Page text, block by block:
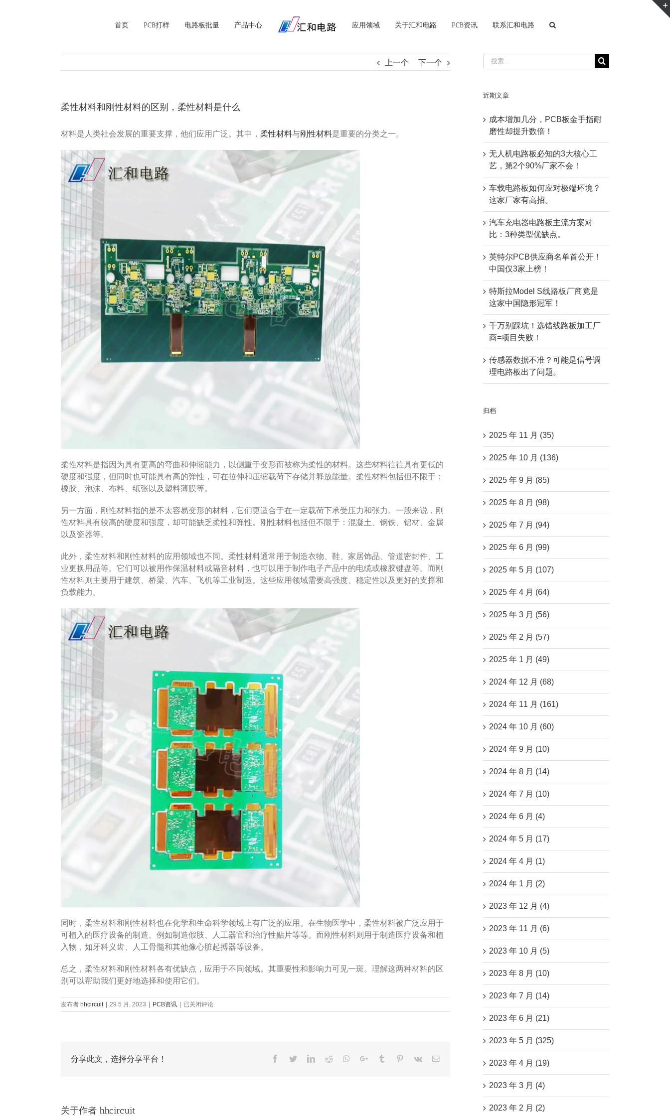
首页 PCB打样 电路板批量 产品中心 应用领域 关于汇和电路 PCB资讯 联系汇和电路
上一个 下一个
柔性材料和刚性材料的区别，柔性材料是什么
材料是人类社会发展的重要支撑，他们应用广泛。其中， 柔性材料与刚性材料是重要的分类之一。
柔性材料是指因为具有更高的弯曲和伸缩能力，以侧重于变形而被称为柔性的材料。这些材料往往具有更低的
硬度和强度，但同时也可能具有高的弹性，可在拉伸和压缩载荷下存储并释放能量。柔性材料包括但不限于：
橡胶、泡沫、布料、纸张以及塑料薄膜等。
另一方面，刚性材料指的是不太容易变形的材料，它们更适合于在一定载荷下承受压力和张力。一般来说，刚
性材料具有较高的硬度和强度，却可能缺乏柔性和弹性。刚性材料包括但不限于：混凝土、钢铁、铝材、金属
以及瓷器等。
此外，柔性材料和刚性材料的应用领域也不同。柔性材料通常用于制造衣物、鞋、家居饰品、管道密封件、工
业更换用品等。它们可以被用作保温材料或隔音材料，也可以用于制作电子产品中的电缆或橡胶键盘等。而刚
性材料则主要用于建筑、桥梁、汽车、飞机等工业制造。这些应用领域需要高强度、稳定性以及更好的支撑和
负载能力。
同时，柔性材料和刚性材料也在化学和生命科学领域上有广泛的应用。在生物医学中，柔性材料被广泛应用于
可植入的医疗设备的制造。例如制造假肢、人工器官和治疗性贴片等等。而刚性材料则用于制造医疗设备和植
入物，如牙科义齿、人工骨髓和其他像心脏起搏器等设备。
总之，柔性材料和刚性材料各有优缺点，应用于不同领域。其重要性和影响力可见一斑。理解这两种材料的区
别可以帮助我们更好地选择和使用它们。
发布者 hhcircuit 29 5 月, 2023 PCB资讯
柔
性
已关闭评论
分享此文，选择分享平台！ Facebook
TwitterLinkedIn
Reddit Whatsapp
Google+Tumblr Pinterest
Vk Email
关于作者 hhcircuit
索：
近期文章
成本增加几分，PCB板金手指耐
磨性却提升数倍！
无人机电路板必知的3大核心工
艺，第2个90%厂家不会！
车载电路板如何应对极端环境？
这家厂家有高招。
汽车充电器电路板主流方案对
比：3种类型优缺点。
英特尔PCB供应商名单首公开！
中国仅3家上榜！
特斯拉Model S线路板厂商竟是
这家中国隐形冠军！
千万别踩坑！选错线路板加工厂
商=项目失败！
传感器数据不准？可能是信号调
理电路板出了问题。
归档
2025 年 11 月 (35)
2025 年 10 月 (136)
2025 年 9 月 (85)
2025 年 8 月 (98)
2025 年 7 月 (94)
2025 年 6 月 (99)
2025 年 5 月 (107)
2025 年 4 月 (64)
2025 年 3 月 (56)
2025 年 2 月 (57)
2025 年 1 月 (49)
2024 年 12 月 (68)
2024 年 11 月 (161)
2024 年 10 月 (60)
2024 年 9 月 (10)
2024 年 8 月 (14)
2024 年 7 月 (10)
2024 年 6 月 (4)
2024 年 5 月 (17)
2024 年 4 月 (1)
2024 年 1 月 (2)
2023 年 12 月 (4)
2023 年 11 月 (6)
2023 年 10 月 (5)
2023 年 8 月 (10)
2023 年 7 月 (14)
2023 年 6 月 (21)
2023 年 5 月 (325)
2023 年 4 月 (19)
2023 年 3 月 (4)
2023 年 2 月 (2)